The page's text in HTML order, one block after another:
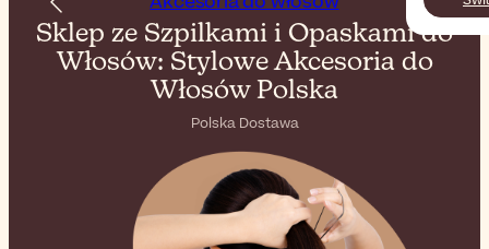
Sklep ze Szpilkami i Opaskami do
Włosów: Stylowe Akcesoria do
Włosów Polska
Polska Dostawa